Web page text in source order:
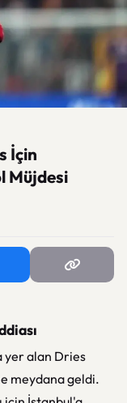
İçin
Müjdesi
yer alan Dries
meydana geldi.